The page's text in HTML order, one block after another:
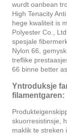
wurdt oanbean
High Tenacity
hege kwaliteit is
Polyester Co.,
spesjale
Nylon 66,
treflike
66 binne better
Yntroduksje
filamentgaren:
skuorresistinsje,
maklik te streken